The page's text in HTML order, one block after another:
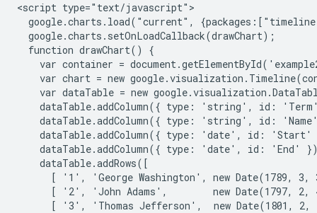
<script type="text/javascript">
google.charts.load("current",
  google.charts.setOnLoadCallback(drawChart);
  function drawChart() {
var container =
var chart = new
var dataTable = new
dataTable.addColumn({ type: 'string', id:
dataTable.addColumn({ type: 'string', id:
dataTable.addColumn({ type: 'date', id: 'Start'
dataTable.addColumn({ type: 'date', id: 'End'
    dataTable.addRows([
[ '1', 'George Washington', new Date(1789, 3,
[ '2', 'John Adams',        new Date(1797, 2,
[ '3', 'Thomas Jefferson',  new Date(1801,